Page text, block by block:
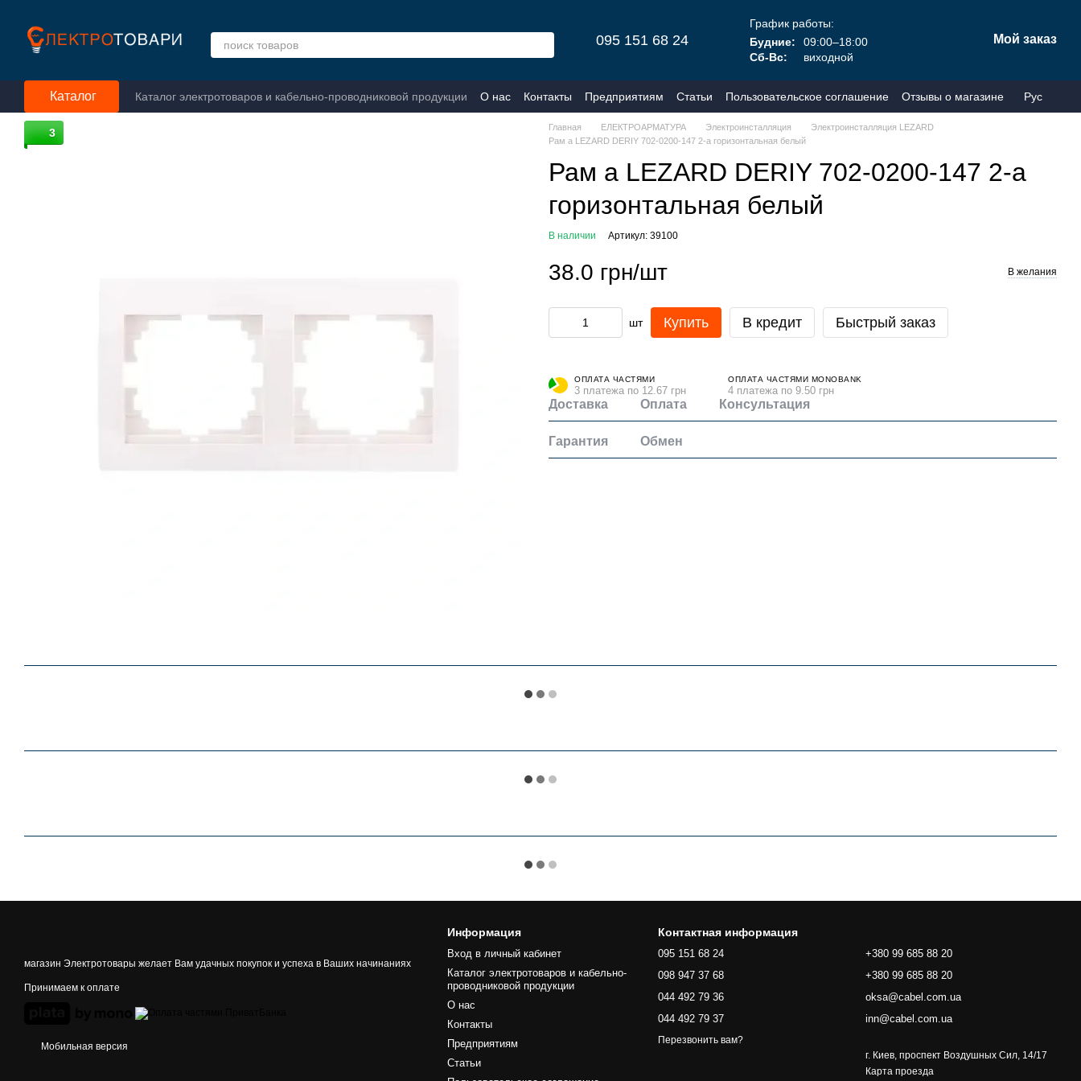
095 151 68 24
График работы:
Будние:
09:00–18:00
Сб-Вс:
виходной
Мой заказ
Каталог Каталог электротоваров и кабельно-проводниковой продукции О нас Контакты Предприятиям Статьи Пользовательское соглашение Отзывы о магазине Рус
3 Главная ЕЛЕКТРОАРМАТУРА Электроинсталляция
Электроинсталляция LEZARD
Рам а LEZARD DERIY 702-0200-147 2-а горизонтальная белый
Рам а LEZARD DERIY 702-0200-147 2-а
горизонтальная белый
В наличии Артикул: 39100
38.0 грн/шт В желания
шт Купить В кредит Быстрый заказ
ОПЛАТА ЧАСТЯМИ
3 платежа по 12.67 грн
ОПЛАТА ЧАСТЯМИ MONOBANK
4 платежа по 9.50 грн
Доставка Оплата Консультация
Гарантия Обмен
магазин Электротовары желает Вам удачных покупок и успеха в Ваших начинаниях
Принимаем к оплате
Мобильная версия
Информация
Вход в личный кабинет
Каталог электротоваров и кабельно-
проводниковой продукции
О нас
Контакты
Предприятиям
Статьи
Контактная информация
095 151 68 24
098 947 37 68
044 492 79 36
044 492 79 37
Перезвонить вам?
+380 99 685 88 20
+380 99 685 88 20
oksa@cabel.com.ua
inn@cabel.com.ua
г. Киев, проспект Воздушных Сил, 14/17
Карта проезда